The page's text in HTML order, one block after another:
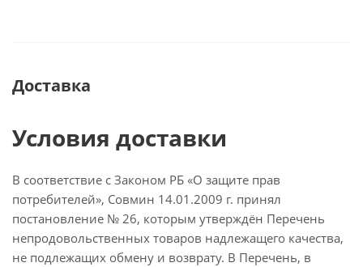
Доставка
Условия доставки
В соответствие с Законом РБ «О защите прав
потребителей», Совмин 14.01.2009 г. принял
постановление № 26, которым утверждён Перечень
непродовольственных товаров надлежащего качества,
не подлежащих обмену и возврату. В Перечень, в